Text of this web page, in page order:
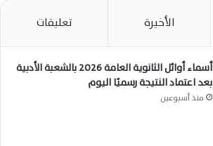
الأخيرة تعليقات
أسماء أوائل الثانوية العامة 2026 بالشعبة الأدبية
بعد اعتماد النتيجة رسميًا اليوم
منذ أسبوعين